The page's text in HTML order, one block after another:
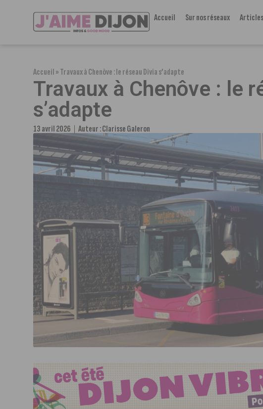
Accueil Sur nos réseaux Articles
Accueil»Travaux à Chenôve : le réseau Divia s’adapte
Travaux à Chenôve : le
s’adapte
13 avril 2026 Auteur :Clarisse Galeron